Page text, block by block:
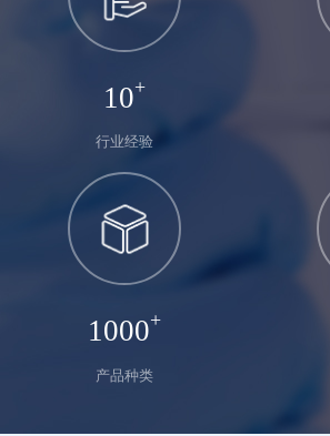
10+
行业经验
1000+
产品种类